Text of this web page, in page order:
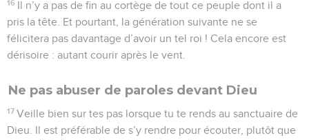
16 Il n’y a pas de fin au cortège de tout ce peuple dont il a
pris la tête. Et pourtant, la génération suivante ne se
félicitera pas davantage d’avoir un tel roi ! Cela encore est
dérisoire : autant courir après le vent.
Ne pas abuser de paroles devant Dieu
17 Veille bien sur tes pas lorsque tu te rends au sanctuaire de
Dieu. Il est préférable de s’y rendre pour écouter, plutôt que